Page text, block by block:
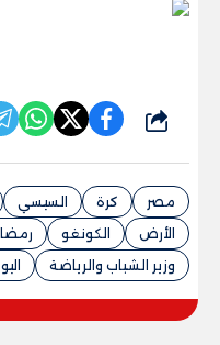
شارك
مصر كرة السيسي
الأرض
الكونغو
وزير الشباب والرياضة